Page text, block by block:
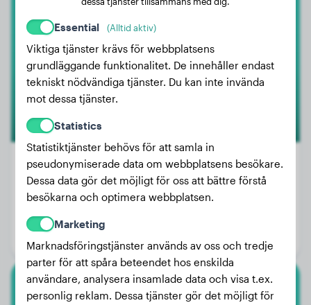
Jari
Vikt:
Ålder:
Kön:
Hanhund
Lagotto Romagnolo
Essential (Alltid aktiv)
Viktiga tjänster krävs för webbplatsens
grundläggande funktionalitet. De innehåller endast
tekniskt nödvändiga tjänster. Du kan inte invända
mot dessa tjänster.
Statistics
Statistiktjänster behövs för att samla in
pseudonymiserade data om webbplatsens besökare.
Dessa data gör det möjligt för oss att bättre förstå
besökarna och optimera webbplatsen.
Marketing
Marknadsföringstjänster används av oss och tredje
parter för att spåra beteendet hos enskilda
användare, analysera insamlade data och visa t.ex.
personlig reklam. Dessa tjänster gör det möjligt för